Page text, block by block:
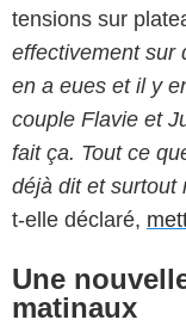
tensions sur
effectivement sur
en a eues et il y
couple Flavie et
fait ça. Tout ce
déjà dit et surtout
t-elle déclaré,
Une
matinaux